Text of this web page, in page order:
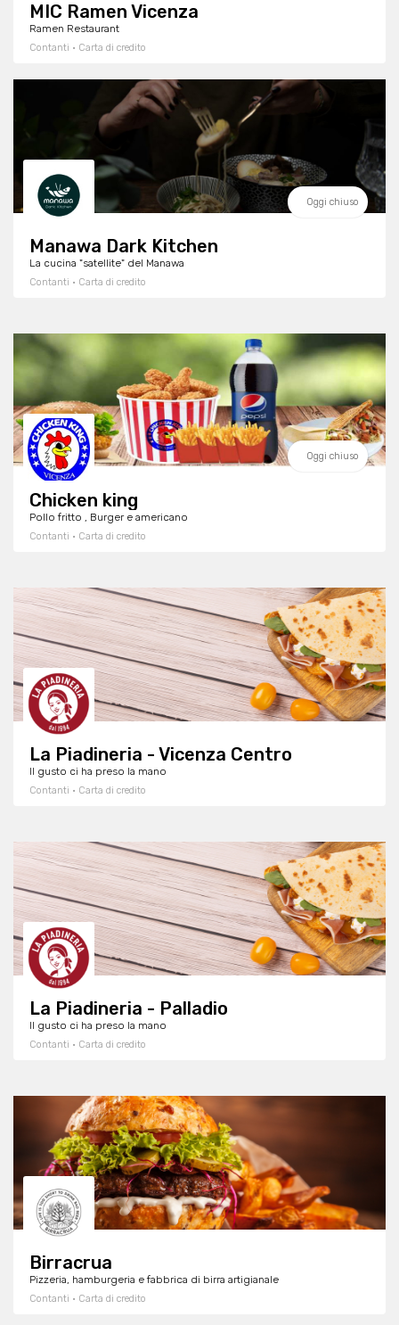
MIC Ramen Vicenza
Ramen Restaurant
Contanti · Carta di credito
Oggi chiuso
Manawa Dark Kitchen
La cucina "satellite" del Manawa
Contanti · Carta di credito
Oggi chiuso
Chicken king
Pollo fritto , Burger e americano
Contanti · Carta di credito
La Piadineria - Vicenza Centro
Il gusto ci ha preso la mano
Contanti · Carta di credito
La Piadineria - Palladio
Il gusto ci ha preso la mano
Contanti · Carta di credito
Birracrua
Pizzeria, hamburgeria e fabbrica di birra artigianaIe
Contanti · Carta di credito